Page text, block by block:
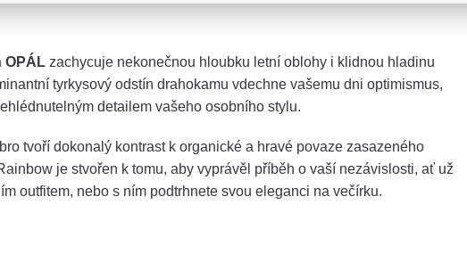
OPÁL zachycuje nekonečnou hloubku letní oblohy i klidnou hladinu
tyrkysový odstín drahokamu vdechne vašemu dni optimismus,
detailem vašeho osobního stylu.
tvoří dokonalý kontrast k organické a hravé povaze zasazeného
je stvořen k tomu, aby vyprávěl příběh o vaší nezávislosti, ať už
outfitem, nebo s ním podtrhnete svou eleganci na večírku.